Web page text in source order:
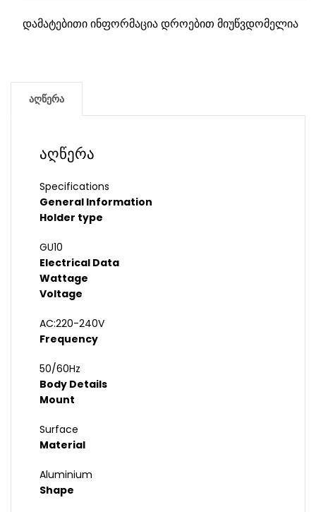
დამატებითი ინფორმაცია დროებით მიუწვდომელია
აღწერა
აღწერა
Specifications
General Information
Holder type
GU10
Electrical Data
Wattage
Voltage
AC:220-240V
Frequency
50/60Hz
Body Details
Mount
Surface
Material
Aluminium
Shape